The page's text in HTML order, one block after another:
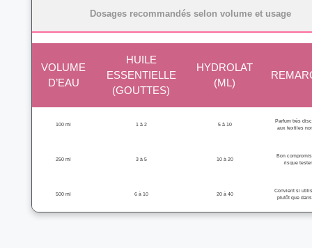
Dosages recommandés selon volume et usage
VOLUME
D’EAU
HUILE
ESSENTIELLE
(GOUTTES)
HYDROLAT
(ML)
100 ml 1 à 2 5 à 10
Parfum très
aux textiles
250 ml 3 à 5 10 à 20
Bon
risque
500 ml 6 à 10 20 à 40
Convient si
plutôt que